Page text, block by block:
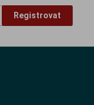
Registrovat